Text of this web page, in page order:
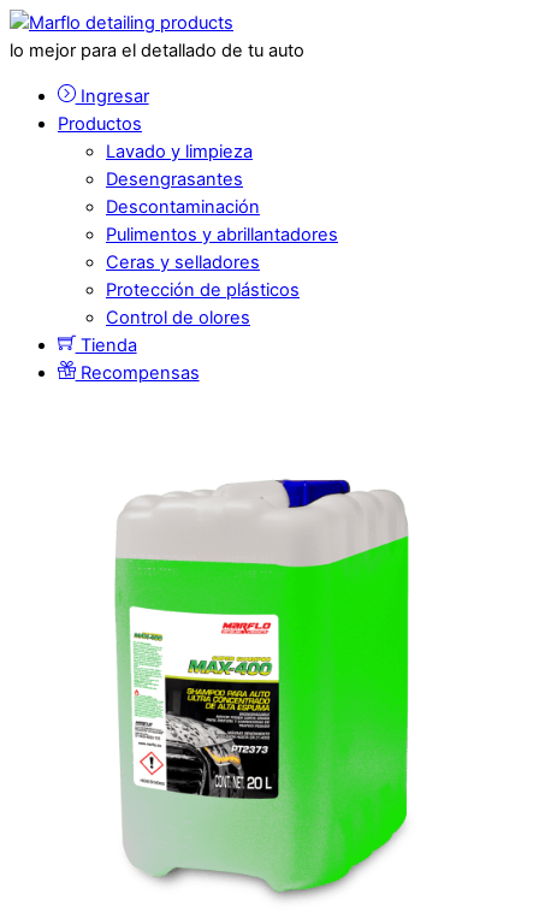
lo mejor para el detallado de tu auto
Ingresar
Productos
Lavado y limpieza
Desengrasantes
Descontaminación
Pulimentos y abrillantadores
Ceras y selladores
Protección de plásticos
Control de olores
Tienda
Recompensas